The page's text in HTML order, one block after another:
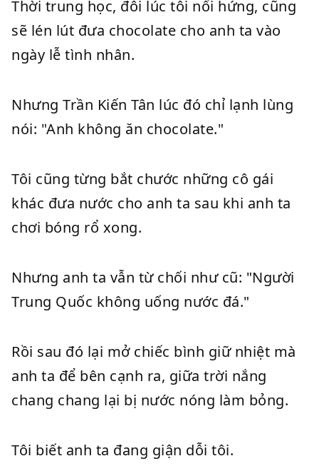
Thời trung học, đôi lúc tôi nổi hứng, cũng
sẽ lén lút đưa chocolate cho anh ta vào
ngày lễ tình nhân.
Nhưng Trần Kiến Tân lúc đó chỉ lạnh lùng
nói: "Anh không ăn chocolate."
Tôi cũng từng bắt chước những cô gái
khác đưa nước cho anh ta sau khi anh ta
chơi bóng rổ xong.
Nhưng anh ta vẫn từ chối như cũ: "Người
Trung Quốc không uống nước đá."
Rồi sau đó lại mở chiếc bình giữ nhiệt mà
anh ta để bên cạnh ra, giữa trời nắng
chang chang lại bị nước nóng làm bỏng.
Tôi biết anh ta đang giận dỗi tôi.